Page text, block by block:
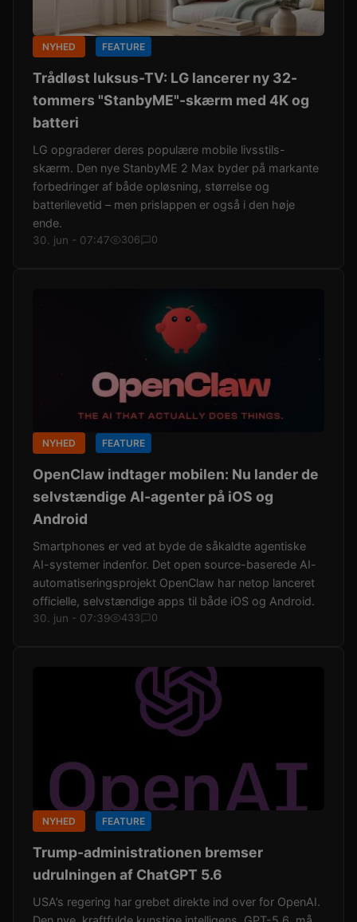
NYHED FEATURE
Trådløst luksus-TV: LG lancerer ny 32-
tommers "StanbyME"-skærm med 4K og
batteri
LG opgraderer deres populære mobile livsstils-
skærm. Den nye StanbyME 2 Max byder på markante
forbedringer af både opløsning, størrelse og
batterilevetid – men prislappen er også i den høje
ende.
30. jun - 07:47 306 0
NYHED FEATURE
OpenClaw indtager mobilen: Nu lander de
selvstændige AI-agenter på iOS og
Android
Smartphones er ved at byde de såkaldte agentiske
AI-systemer indenfor. Det open source-baserede AI-
automatiseringsprojekt OpenClaw har netop lanceret
officielle, selvstændige apps til både iOS og Android.
30. jun - 07:39 433 0
NYHED FEATURE
Trump-administrationen bremser
udrulningen af ChatGPT 5.6
USA’s regering har grebet direkte ind over for OpenAI.